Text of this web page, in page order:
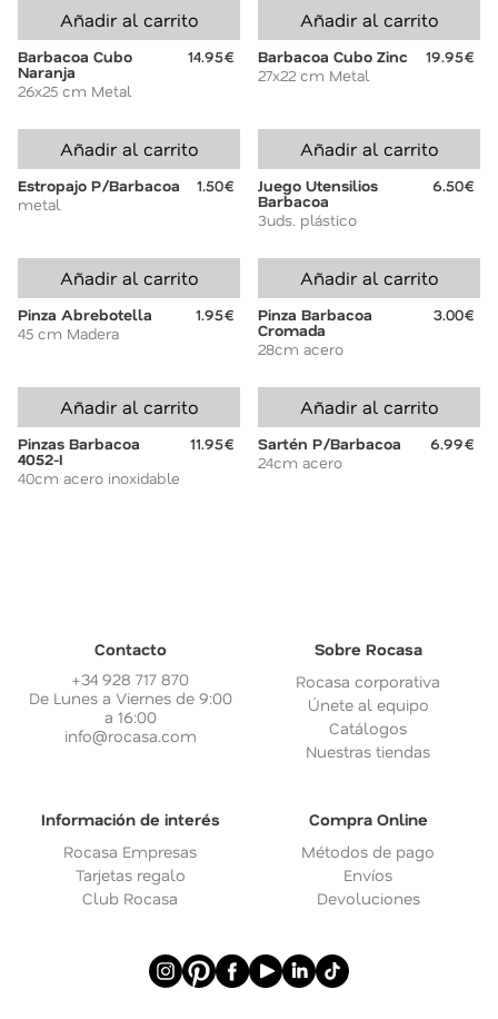
Añadir al carrito
Barbacoa Cubo
Naranja
14.95€
26x25 cm Metal
Añadir al carrito
Barbacoa Cubo Zinc
19.95€
27x22 cm Metal
Añadir al carrito
Estropajo P/Barbacoa
1.50€
metal
Añadir al carrito
Juego Utensilios
Barbacoa
6.50€
3uds. plástico
Añadir al carrito
Pinza Abrebotella
1.95€
45 cm Madera
Añadir al carrito
Pinza Barbacoa
Cromada
3.00€
28cm acero
Añadir al carrito
Pinzas Barbacoa
4052-I
11.95€
40cm acero inoxidable
Añadir al carrito
Sartén P/Barbacoa
6.99€
24cm acero
Contacto
+34 928 717 870
De Lunes a Viernes de 9:00
a 16:00
info@rocasa.com
Sobre Rocasa
Rocasa corporativa
Únete al equipo
Catálogos
Nuestras tiendas
Información de interés
Rocasa Empresas
Tarjetas regalo
Club Rocasa
Compra Online
Métodos de pago
Envíos
Devoluciones